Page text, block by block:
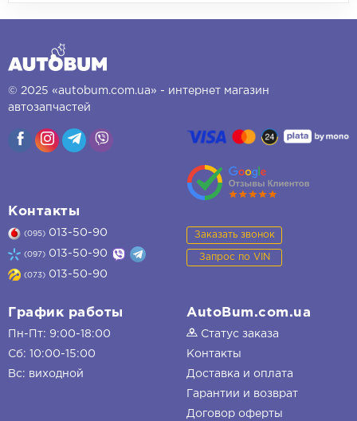
© 2025 «autobum.com.ua» - интернет магазин
автозапчастей
Контакты
(095) 013-50-90
(097) 013-50-90
(073) 013-50-90
Заказать звонок
Запрос по VIN
График работы
Пн-Пт: 9:00-18:00
Сб: 10:00-15:00
Вс: виходной
AutoBum.com.ua
Статус заказа
Контакты
Доставка и оплата
Гарантии и возврат
Договор оферты